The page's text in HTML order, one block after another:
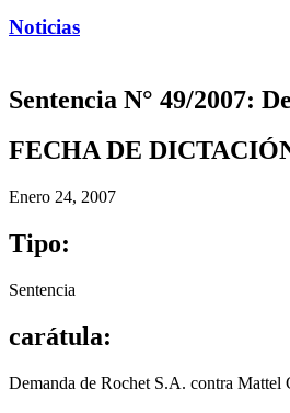
Noticias
Sentencia N° 49/2007:
FECHA DE
Enero 24, 2007
Tipo:
Sentencia
carátula:
Demanda de Rochet S.A. contra Mattel